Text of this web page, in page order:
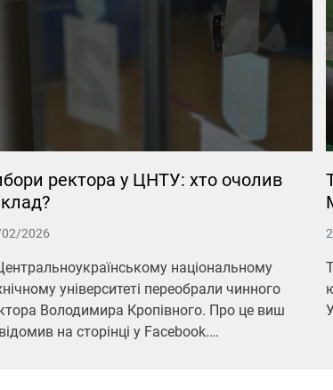
ректора у ЦНТУ: хто очолив
2026
національному
університеті переобрали чинного
Володимира Кропівного. Про це виш
на сторінці у Facebook.…